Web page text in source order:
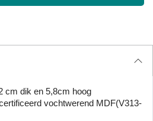
cm dik en 5,8cm hoog
vochtwerend MDF(V313-